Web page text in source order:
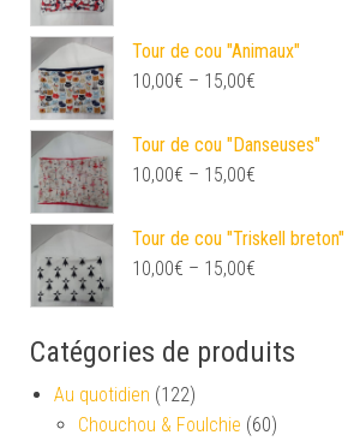
Tour de cou "Animaux"
10,00€ – 15,00€
Tour de cou "Danseuses"
10,00€ – 15,00€
Tour de cou "Triskell breton"
10,00€ – 15,00€
Catégories de produits
Au quotidien (122)
Chouchou & Foulchie (60)